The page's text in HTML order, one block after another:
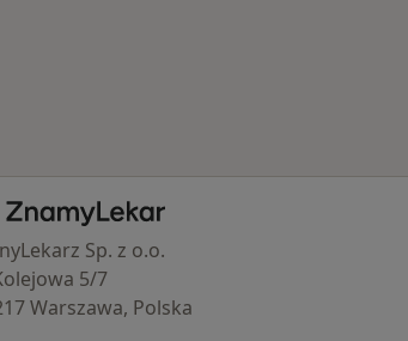
- Hlavní stránka
Sp. z o.o.
5/7
Warszawa, Polska